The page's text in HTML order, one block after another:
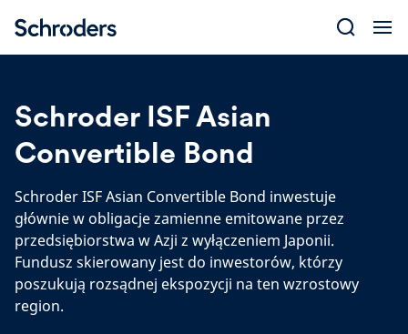
content
Schroder ISF Asian
Convertible Bond
Schroder ISF Asian Convertible Bond inwestuje
głównie w obligacje zamienne emitowane przez
przedsiębiorstwa w Azji z wyłączeniem Japonii.
Fundusz skierowany jest do inwestorów, którzy
poszukują rozsądnej ekspozycji na ten wzrostowy
region.